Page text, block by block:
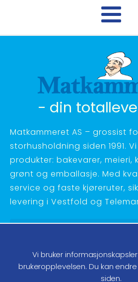
- din
Matkammeret AS – grossist
storhusholdning siden 1991.
produkter: bakevarer, meieri,
grønt og emballasje. Med
service og faste kjøreruter,
levering i Vestfold og
Telefon:
35 58 48 70
ordre@matkammeret.no
Vi bruker
brukeropplevelsen. Du kan
siden.